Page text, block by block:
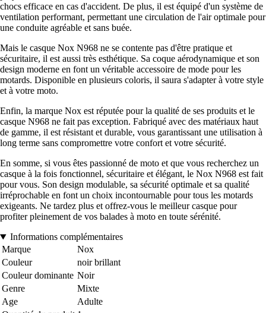
chocs efficace en cas d'accident. De plus, il est équipé d'un système de
ventilation performant, permettant une circulation de l'air optimale pour
une conduite agréable et sans buée.
Mais le casque Nox N968 ne se contente pas d'être pratique et
sécuritaire, il est aussi très esthétique. Sa coque aérodynamique et son
design moderne en font un véritable accessoire de mode pour les
motards. Disponible en plusieurs coloris, il saura s'adapter à votre style
et à votre moto.
Enfin, la marque Nox est réputée pour la qualité de ses produits et le
casque N968 ne fait pas exception. Fabriqué avec des matériaux haut
de gamme, il est résistant et durable, vous garantissant une utilisation à
long terme sans compromettre votre confort et votre sécurité.
En somme, si vous êtes passionné de moto et que vous recherchez un
casque à la fois fonctionnel, sécuritaire et élégant, le Nox N968 est fait
pour vous. Son design modulable, sa sécurité optimale et sa qualité
irréprochable en font un choix incontournable pour tous les motards
exigeants. Ne tardez plus et offrez-vous le meilleur casque pour
profiter pleinement de vos balades à moto en toute sérénité.
Informations complémentaires
Marque
Nox
Couleur
noir brillant
Couleur dominante Noir
Genre
Mixte
Age
Adulte